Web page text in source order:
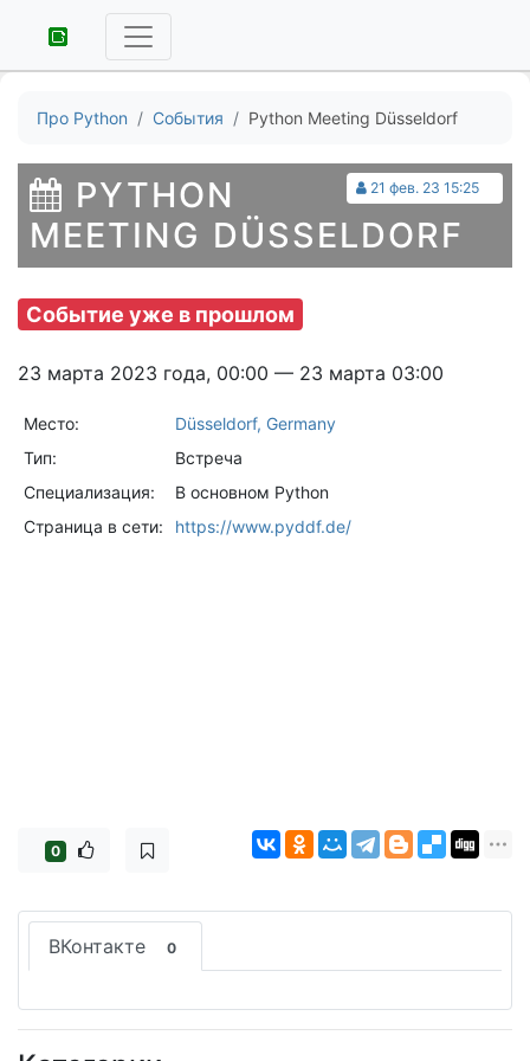
Про Python События Python Meeting Düsseldorf
21 фев. 23 15:25
PYTHON
MEETING DÜSSELDORF
Событие уже в прошлом
23 марта 2023 года, 00:00 — 23 марта 03:00
Место:
Düsseldorf, Germany
Тип:
Встреча
Специализация:
В основном Python
Страница в сети:
https://www.pyddf.de/
0
ВКонтакте 0